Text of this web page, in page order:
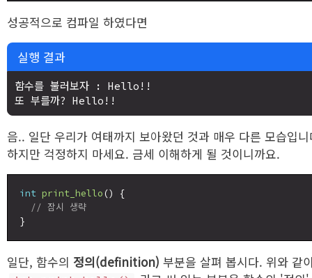
성공적으로 컴파일 하였다면
실행 결과
함수를 불러보자 : Hello!!
음.. 일단 우리가 여태까지 보아왔던 것과 매우 다른 모습입
하지만 걱정하지 마세요. 금세 이해하게 될 것이니까요.
int print_hello () {
// 잠시 생략
일단, 함수의 정의(definition) 부분을 살펴 봅시다. 위와 같